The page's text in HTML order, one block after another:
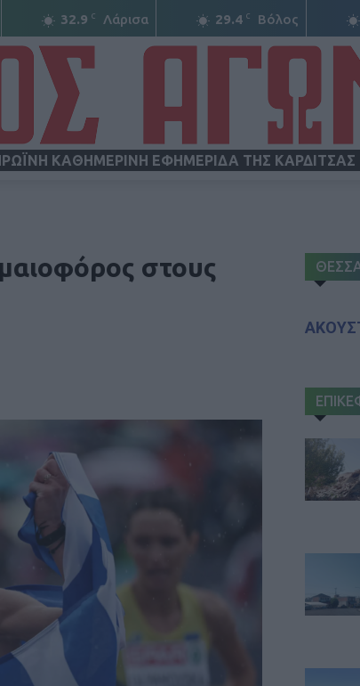
32.9 C Λάρισα 29.4 C Βόλος
ΚΑΘΗΜΕΡΙΝΗ ΕΦΗΜΕΡΙΔΑ ΤΗΣ ΚΑΡΔΙΤΣΑΣ
στους